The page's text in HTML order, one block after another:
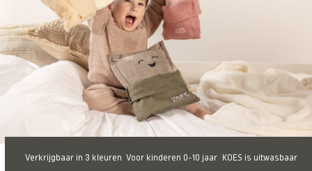
Verkrijgbaar in 3 kleuren Voor kinderen 0-10 jaar KOES is uitwasbaar